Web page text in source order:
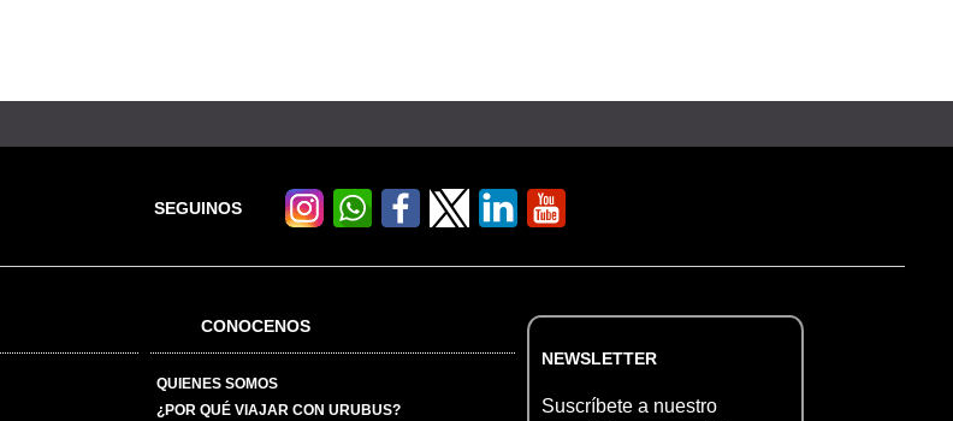
SEGUINOS
CONOCENOS
QUIENES SOMOS
¿POR QUÉ VIAJAR CON URUBUS?
NEWSLETTER
Suscríbete a nuestro